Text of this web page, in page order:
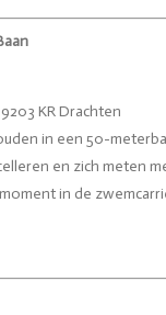
KR Drachten
in een 50-
en zich meten
in de